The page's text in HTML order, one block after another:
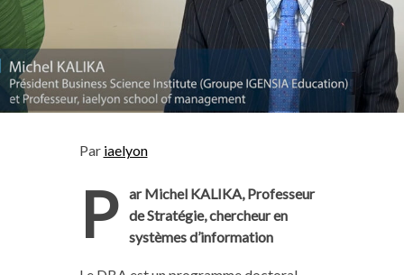
Par iaelyon
P
ar Michel KALIKA, Professeur
de Stratégie, chercheur en
systèmes d’information